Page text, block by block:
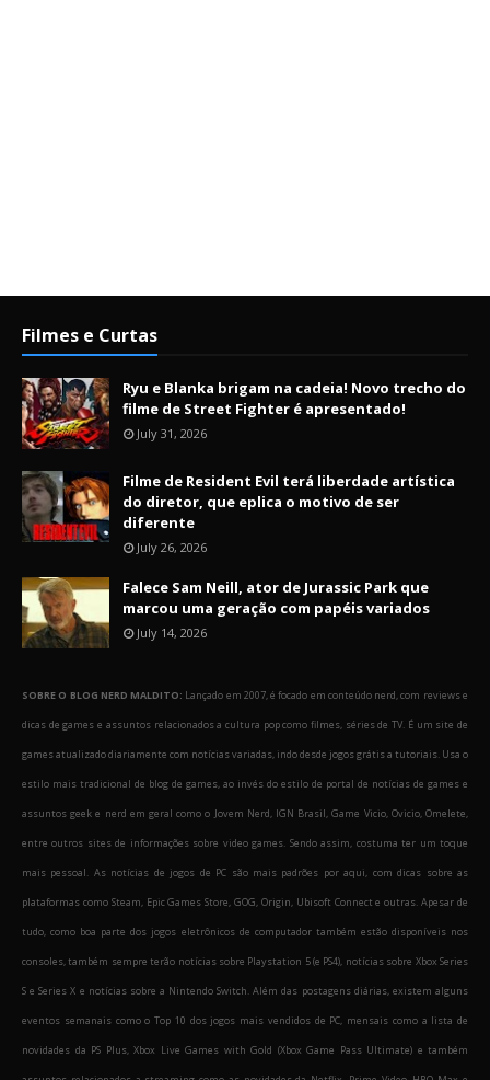
Filmes e Curtas
Ryu e Blanka brigam na cadeia! Novo trecho do
filme de Street Fighter é apresentado!
July 31, 2026
Filme de Resident Evil terá liberdade artística
do diretor, que eplica o motivo de ser
diferente
July 26, 2026
Falece Sam Neill, ator de Jurassic Park que
marcou uma geração com papéis variados
July 14, 2026
SOBRE O BLOG NERD MALDITO: Lançado em 2007, é focado em conteúdo nerd, com reviews e
dicas de games e assuntos relacionados a cultura pop como filmes, séries de TV. É um site de
games atualizado diariamente com notícias variadas, indo desde jogos grátis a tutoriais. Usa o
estilo mais tradicional de blog de games, ao invés do estilo de portal de notícias de games e
assuntos geek e nerd em geral como o Jovem Nerd, IGN Brasil, Game Vicio, Ovicio, Omelete,
entre outros sites de informações sobre video games. Sendo assim, costuma ter um toque
mais pessoal. As notícias de jogos de PC são mais padrões por aqui, com dicas sobre as
plataformas como Steam, Epic Games Store, GOG, Origin, Ubisoft Connect e outras. Apesar de
tudo, como boa parte dos jogos eletrônicos de computador também estão disponíveis nos
consoles, também sempre terão notícias sobre Playstation 5 (e PS4), notícias sobre Xbox Series
S e Series X e notícias sobre a Nintendo Switch. Além das postagens diárias, existem alguns
eventos semanais como o Top 10 dos jogos mais vendidos de PC, mensais como a lista de
novidades da PS Plus, Xbox Live Games with Gold (Xbox Game Pass Ultimate) e também